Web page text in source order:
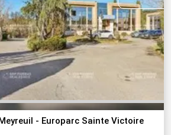
- Europarc Sainte Victoire